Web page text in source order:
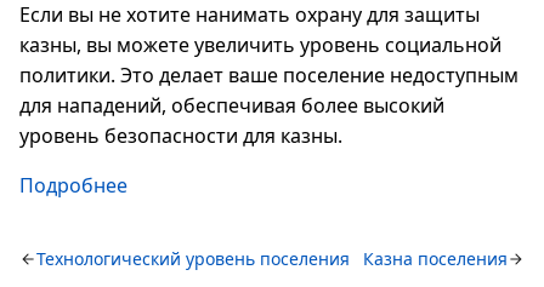
Если вы не хотите нанимать охрану для защиты
казны, вы можете увеличить уровень социальной
политики. Это делает ваше поселение недоступным
для нападений, обеспечивая более высокий
уровень безопасности для казны.
Подробнее
Технологический уровень поселения Казна поселения